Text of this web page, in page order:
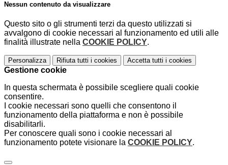
Nessun contenuto da visualizzare
Questo sito o gli strumenti terzi da questo utilizzati si
avvalgono di cookie necessari al funzionamento ed utili alle
finalità illustrate nella COOKIE POLICY.
Personalizza Rifiuta tutti i cookies Accetta tutti i cookies
Gestione cookie
In questa schermata è possibile scegliere quali cookie
consentire.
I cookie necessari sono quelli che consentono il
funzionamento della piattaforma e non è possibile
disabilitarli.
Per conoscere quali sono i cookie necessari al
funzionamento potete visionare la COOKIE POLICY.